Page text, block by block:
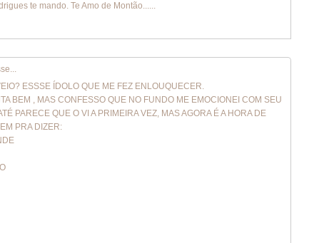
te mando. Te Amo de Montão......
ESSSE ÍDOLO QUE ME FEZ ENLOUQUECER.
BEM , MAS CONFESSO QUE NO FUNDO ME EMOCIONEI COM SEU
PARECE QUE O VI A PRIMEIRA VEZ, MAS AGORA É A HORA DE
PRA DIZER: